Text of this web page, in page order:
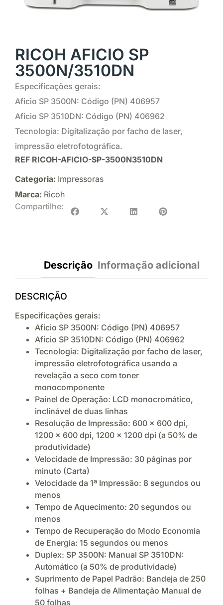
RICOH AFICIO SP
3500N/3510DN
Especificações gerais:
Aficio SP 3500N: Código (PN) 406957
Aficio SP 3510DN: Código (PN) 406962
Tecnologia: Digitalização por facho de laser,
impressão eletrofotográfica.
REF RICOH-AFICIO-SP-3500N3510DN
Categoria: Impressoras
Marca: Ricoh
Compartilhe:
Descrição Informação adicional
DESCRIÇÃO
Especificações gerais:
Aficio SP 3500N: Código (PN) 406957
Aficio SP 3510DN: Código (PN) 406962
Tecnologia: Digitalização por facho de laser,
impressão eletrofotográfica usando a
revelação a seco com toner
monocomponente
Painel de Operação: LCD monocromático,
inclinável de duas linhas
Resolução de Impressão: 600 x 600 dpi,
1200 x 600 dpi, 1200 x 1200 dpi (a 50% de
produtividade)
Velocidade de Impressão: 30 páginas por
minuto (Carta)
Velocidade da 1ª Impressão: 8 segundos ou
menos
Tempo de Aquecimento: 20 segundos ou
menos
Tempo de Recuperação do Modo Economia
de Energia: 15 segundos ou menos
Duplex: SP 3500N: Manual SP 3510DN:
Automático (a 50% de produtividade)
Suprimento de Papel Padrão: Bandeja de 250
folhas + Bandeja de Alimentação Manual de
50 folhas